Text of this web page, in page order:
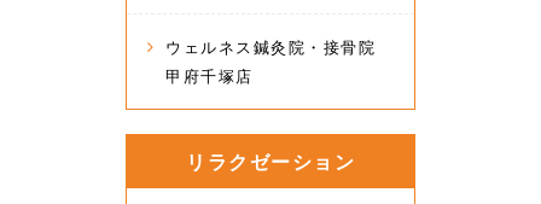
ウェルネス鍼灸院・接骨院
甲府千塚店
リラクゼーション